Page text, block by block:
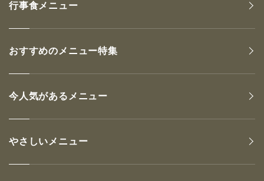
行事食メニュー
おすすめのメニュー特集
今人気があるメニュー
やさしいメニュー